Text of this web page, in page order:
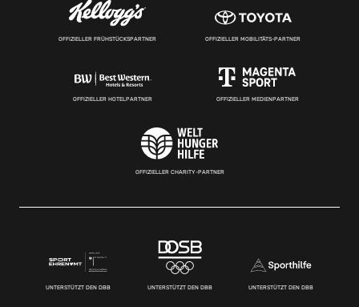
OFFIZIELLER FRÜHSTÜCKSPARTNER OFFIZIELLER MOBILITÄTS-PARTNER
OFFIZIELLER HOTELPARTNER OFFIZIELLER MEDIENPARTNER
OFFIZIELLER CHARITY-PARTNER
UNTERSTÜTZT DEN DBB UNTERSTÜTZT DEN DBB UNTERSTÜTZT DEN DBB